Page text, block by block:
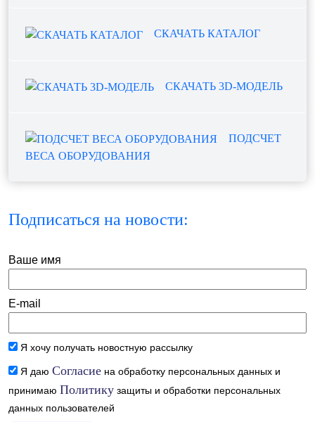
СКАЧАТЬ КАТАЛОГ
СКАЧАТЬ 3D-МОДЕЛЬ
ПОДСЧЕТ
ВЕСА ОБОРУДОВАНИЯ
Подписаться на новости:
Ваше имя
E-mail
Я хочу получать новостную рассылку
Я даю Согласие на обработку персональных данных и
принимаю Политику защиты и обработки персональных
данных пользователей